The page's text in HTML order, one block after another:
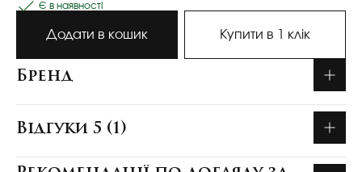
Є в наявності
Додати в кошик Купити в 1 клік
Бренд
Відгуки 5 (1)